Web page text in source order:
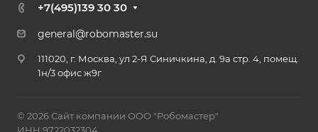
+7(495)139 30 30
general@robomaster.su
111020, г. Москва, ул 2-Я Синичкина, д. 9а стр. 4, помещ.
1н/3 офис ж9г
© 2026 Сайт компании ООО "Робомастер"